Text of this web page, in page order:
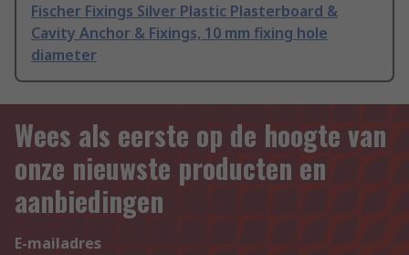
Fischer Fixings Silver Plastic Plasterboard &
Cavity Anchor & Fixings, 10 mm fixing hole
diameter
Wees als eerste op de hoogte van
onze nieuwste producten en
aanbiedingen
E-mailadres